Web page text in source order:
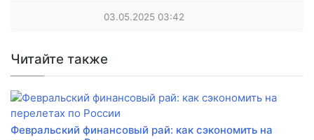
03.05.2025 03:42
Читайте также
Февральский финансовый рай: как сэкономить на